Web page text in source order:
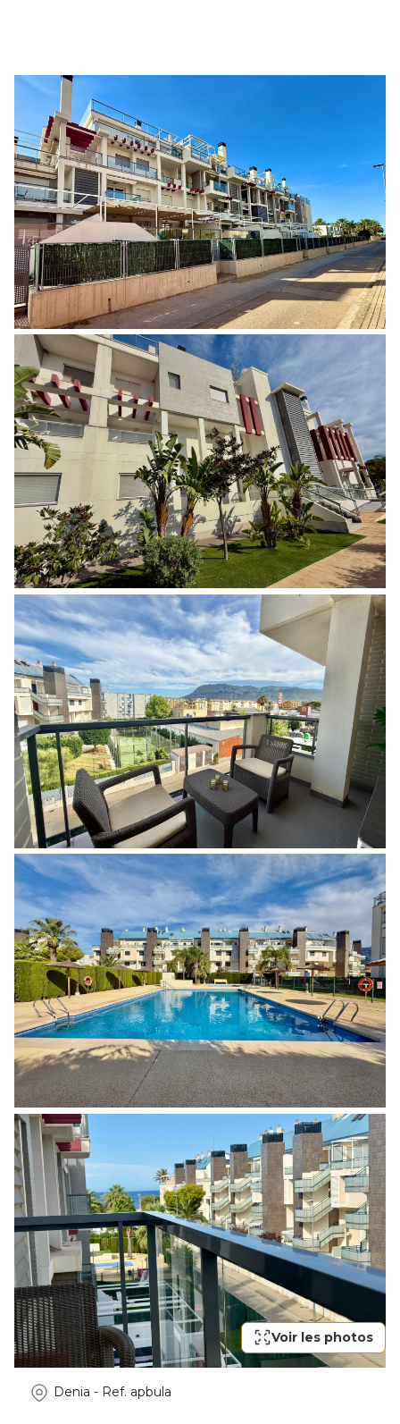
PROPRIÉTÉS À VENDRE
VENDRE
ACHETER
À PROPOS DE NOUS
ASSOCIATES
CONTACT
Voir les photos
Denia - Ref. apbula